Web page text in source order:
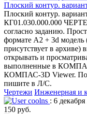
Плоский контур.
Плоский контур.
КГ01.030.000.000
согласно заданию.
формате А2 + 3d модель
присутствует в
открывать и
выполненные в
КОМПАС-3D Viewer. По
пишите в Л/С.
Чертежи Инженерная и
coolns : 6
150 руб.